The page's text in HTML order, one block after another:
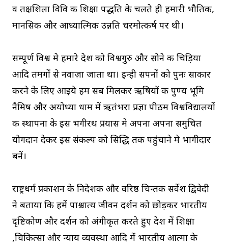
व तक्षशिला विवि की शिक्षा पद्धति के चलते ही हमारी भौतिक,
मानसिक और आध्यात्मिक उन्नति चरमोत्कर्ष पर थी।
सम्पूर्ण विश्व मे हमारे देश को विश्वगुरु और सोने की चिड़िया
आदि तमगों से नवाज़ा जाता था। इन्ही सपनों को पुनः साकार
करने के लिए आइये हम सब मिलकर ऋषियों की पुण्य भूमि
नैमिष और अयोध्या धाम में ऋतंभरा प्रज्ञा पीठम विश्वविद्यालयों
की स्थापना के इस भगीरथ प्रयास मे अपना अपना समुचित
योगदान देकर इस संकल्प को सिद्धि तक पहुंचाने मे भागीदार
बनें।
राष्ट्रधर्म प्रकाशन के निदेशक और वरिष्ठ चिन्तक सर्वेश द्विवेदी
ने बताया कि हमें पाश्चात्य जीवन दर्शन को छोड़कर भारतीय
दृष्टिकोण और दर्शन को अंगीकृत करते हुए देश में शिक्षा
,चिकित्सा और न्याय व्यवस्था आदि में भारतीय आत्मा के